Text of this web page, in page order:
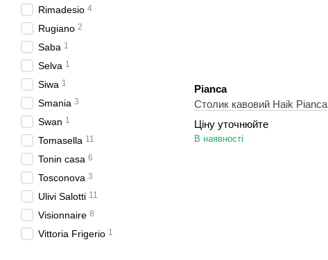
Pianca
Столик кавовий Haik Pianca
Ціну уточнюйте
В наявності
Rimadesio 4
Rugiano 2
Saba 1
Selva 1
Siwa 1
Smania 3
Swan 1
Tomasella 11
Tonin casa 6
Tosconova 3
Ulivi Salotti 11
Visionnaire 8
Vittoria Frigerio 1